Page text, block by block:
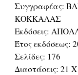
Συγγραφέας:
ΚΟΚΚΑΛΑΣ
Εκδόσεις:
Έτος εκδόσεως:
Σελίδες: 176
Διαστάσεις: 21